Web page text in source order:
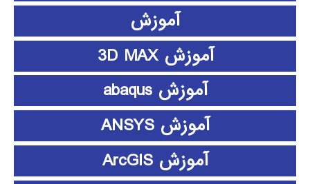
آموزش
آموزش 3D MAX
آموزش abaqus
آموزش ANSYS
آموزش ArcGIS